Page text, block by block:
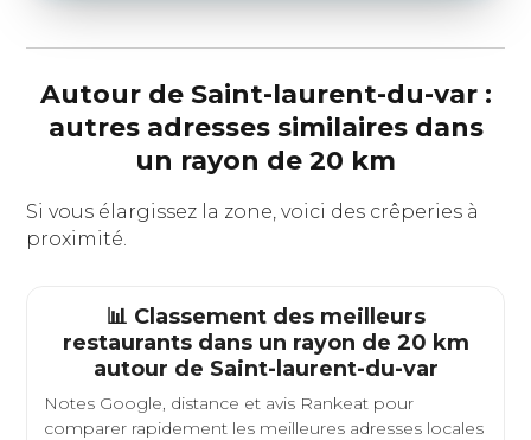
Autour de Saint-laurent-du-var :
autres adresses similaires dans
un rayon de 20 km
Si vous élargissez la zone, voici des crêperies à
proximité.
📊 Classement des meilleurs
restaurants dans un rayon de 20 km
autour de Saint-laurent-du-var
Notes Google, distance et avis Rankeat pour
comparer rapidement les meilleures adresses locales